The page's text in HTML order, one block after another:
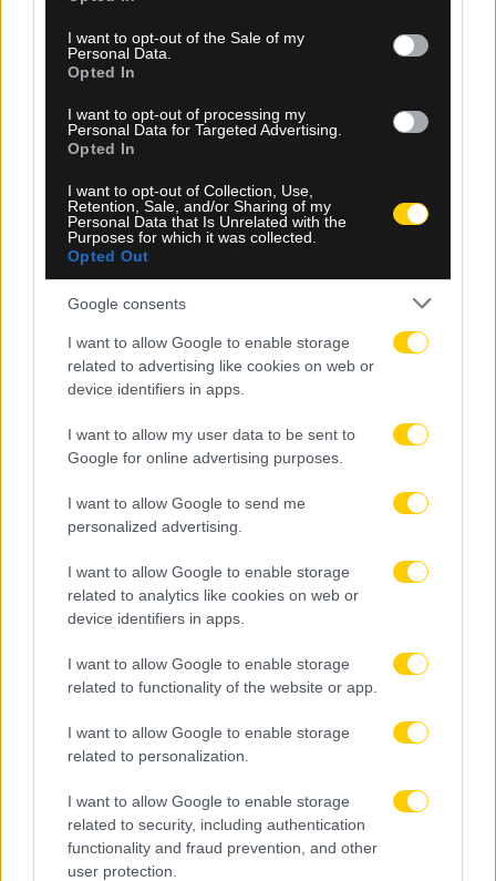
use your data for below specified purposes in below Google
consent section.
I want to opt-out of the Sale of my
Personal Data.
Opted In
I want to opt-out of processing my
Personal Data for Targeted Advertising.
Opted In
I want to opt-out of Collection, Use,
Retention, Sale, and/or Sharing of my
Personal Data that Is Unrelated with the
Purposes for which it was collected.
Opted Out
Google consents
I want to allow Google to enable storage
related to advertising like cookies on web or
device identifiers in apps.
I want to allow my user data to be sent to
Google for online advertising purposes.
I want to allow Google to send me
personalized advertising.
I want to allow Google to enable storage
related to analytics like cookies on web or
device identifiers in apps.
I want to allow Google to enable storage
related to functionality of the website or app.
I want to allow Google to enable storage
related to personalization.
I want to allow Google to enable storage
related to security, including authentication
functionality and fraud prevention, and other
user protection.
07.08.2026, 23:14
«Ενδιαφέρον της Γαλατασαράι για τον
Μαρτινέλι»